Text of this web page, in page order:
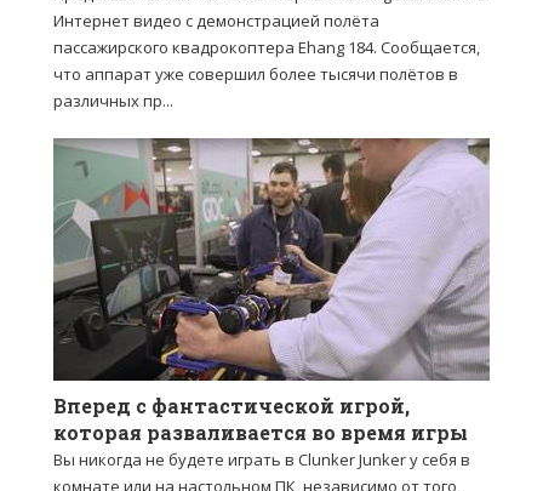
Интернет видео с демонстрацией полёта
пассажирского квадрокоптера Ehang 184. Сообщается,
что аппарат уже совершил более тысячи полётов в
различных пр...
Вперед с фантастической игрой,
которая разваливается во время игры
Вы никогда не будете играть в Clunker Junker у себя в
комнате или на настольном ПК, независимо от того,